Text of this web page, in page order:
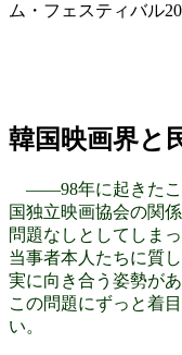
ム・フェスティバル
韓国映画界と
――98年に起きたこ
国独立映画協会の関
問題なしとしてしま
当事者本人たちに質
実に向き合う姿勢が
この問題にずっと着
い。